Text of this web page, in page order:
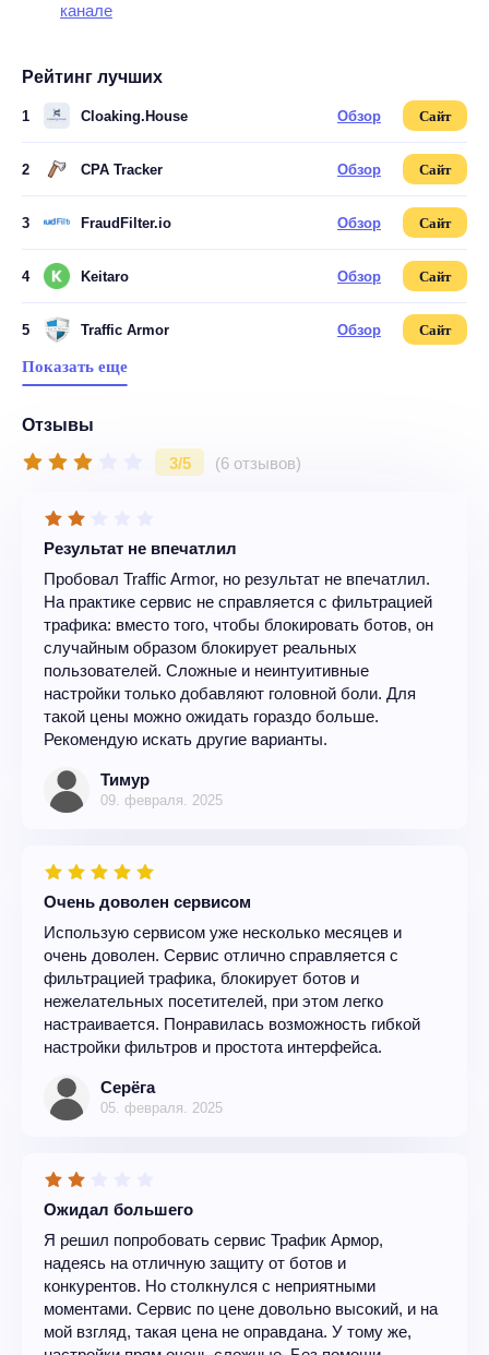
канале
Рейтинг лучших
1 Cloaking.House Обзор Сайт
2 CPA Tracker Обзор Сайт
3 FraudFilter.io Обзор Сайт
4 Keitaro Обзор Сайт
5 Traffic Armor Обзор Сайт
Показать еще
Отзывы
3/5 (6 отзывов)
Результат не впечатлил
Пробовал Traffic Armor, но результат не впечатлил.
На практике сервис не справляется с фильтрацией
трафика: вместо того, чтобы блокировать ботов, он
случайным образом блокирует реальных
пользователей. Сложные и неинтуитивные
настройки только добавляют головной боли. Для
такой цены можно ожидать гораздо больше.
Рекомендую искать другие варианты.
Тимур
09. февраля. 2025
Очень доволен сервисом
Использую сервисом уже несколько месяцев и
очень доволен. Сервис отлично справляется с
фильтрацией трафика, блокирует ботов и
нежелательных посетителей, при этом легко
настраивается. Понравилась возможность гибкой
настройки фильтров и простота интерфейса.
Серёга
05. февраля. 2025
Ожидал большего
Я решил попробовать сервис Трафик Армор,
надеясь на отличную защиту от ботов и
конкурентов. Но столкнулся с неприятными
моментами. Сервис по цене довольно высокий, и на
мой взгляд, такая цена не оправдана. У тому же,